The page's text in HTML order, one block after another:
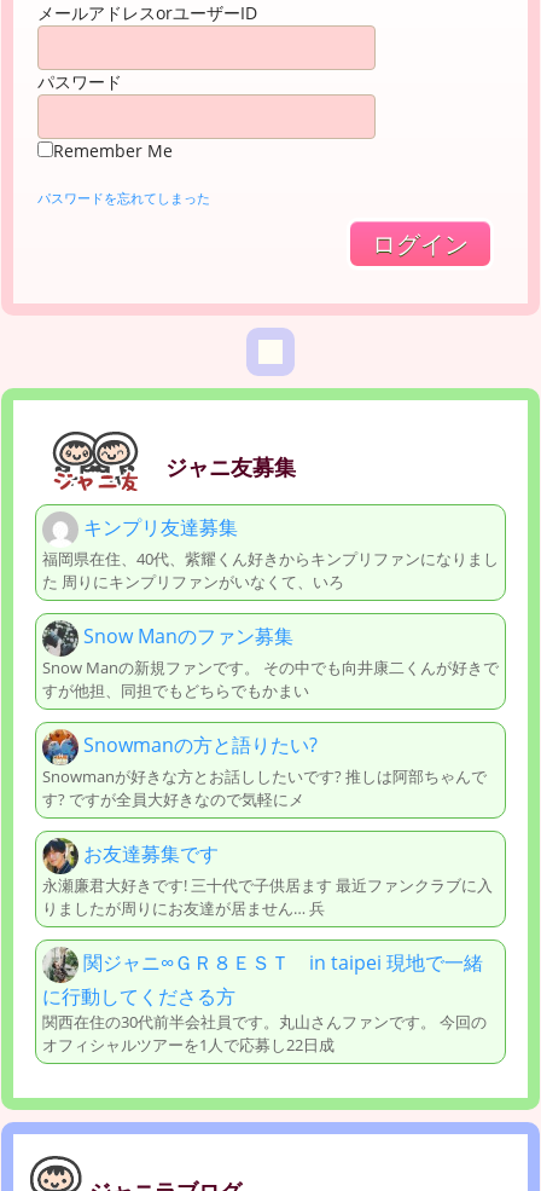
メールアドレスorユーザーID
パスワード
Remember Me
パスワードを忘れてしまった
ジャニ友募集
キンプリ友達募集
福岡県在住、40代、紫耀くん好きからキンプリファンになりまし
た 周りにキンプリファンがいなくて、いろ
Snow Manのファン募集
Snow Manの新規ファンです。 その中でも向井康二くんが好きで
すが他担、同担でもどちらでもかまい
Snowmanの方と語りたい?
Snowmanが好きな方とお話ししたいです? 推しは阿部ちゃんで
す? ですが全員大好きなので気軽にメ
お友達募集です
永瀬廉君大好きです! 三十代で子供居ます 最近ファンクラブに入
りましたが周りにお友達が居ません… 兵
関ジャニ∞ＧＲ８ＥＳＴ in taipei 現地で一緒
に行動してくださる方
関西在住の30代前半会社員です。丸山さんファンです。 今回の
オフィシャルツアーを1人で応募し22日成